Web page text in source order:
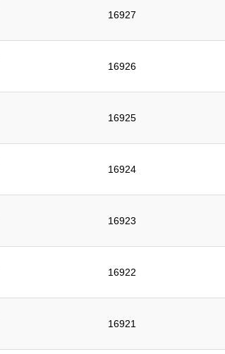
16927
16926
16925
16924
16923
16922
16921